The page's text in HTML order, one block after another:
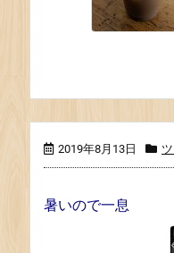
2019年8月13日
暑いので一息